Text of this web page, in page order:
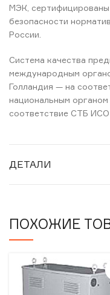
МЭК, сертифицированы
безопасности
России.
Система качества
международным
Голландия — на
национальным
соответствие СТБ ИСО
ДЕТАЛИ
ПОХОЖИЕ